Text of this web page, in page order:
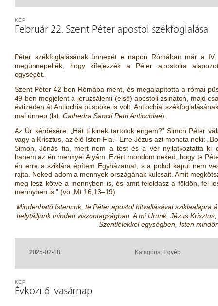
Február 22. Szent Péter apostol székfoglalása
KÉP
Péter székfoglalásának ünnepét e napon Rómában már a IV.
megünnepelték, hogy kifejezzék a Péter apostolra
egységét.
Szent Péter 42-ben Rómába ment, és megalapította a római
49-ben megjelent a jeruzsálemi (első) apostoli zsinaton, majd
évtizeden át Antiochia püspöke is volt. Antiochiai
mai ünnep (lat. Cathedra Sancti Petri Antiochiae).
Az Úr kérdésére: „Hát ti kinek tartotok engem?” Simon Péter
vagy a Krisztus, az élő Isten Fia.” Erre Jézus azt mondta neki:
Simon, Jónás fia, mert nem a test és a vér nyilatkoztatta ki
hanem az én mennyei Atyám. Ezért mondom neked, hogy te
én erre a sziklára építem Egyházamat, s a pokol kapui nem
rajta. Neked adom a mennyek országának kulcsait. Amit
meg lesz kötve a mennyben is, és amit feloldasz a földön, fel
mennyben is.” (vö. Mt 16,13–19)
Mindenható Istenünk, te Péter apostol hitvallásával sziklaalapra
helytálljunk minden viszontagságban. A mi Urunk, Jézus
Szentlélekkel egységben, Isten
2025-02-18 Kategória: Egyéb
Évközi 6. vasárnap
KÉP